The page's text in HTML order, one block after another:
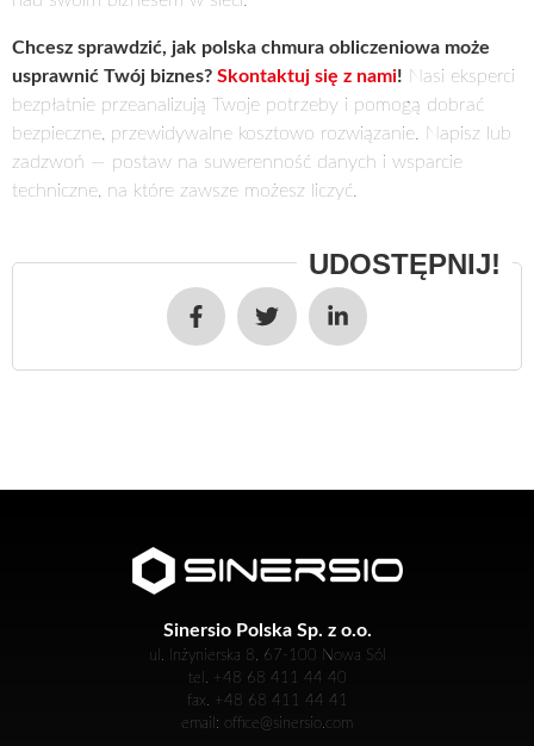
Chcesz sprawdzić, jak polska chmura obliczeniowa może
usprawnić Twój biznes? Skontaktuj się z nami! Nasi eksperci
bezpłatnie przeanalizują Twoje potrzeby i pomogą dobrać
bezpieczne, przewidywalne kosztowo rozwiązanie. Napisz lub
zadzwoń — postaw na suwerenność danych i wsparcie
techniczne, na które zawsze możesz liczyć.
Sinersio Polska Sp. z o.o.
ul. Inżynierska 8, 67-100 Nowa Sól
tel. +48 68 411 44 40
fax. +48 68 411 44 41
email: office@sinersio.com